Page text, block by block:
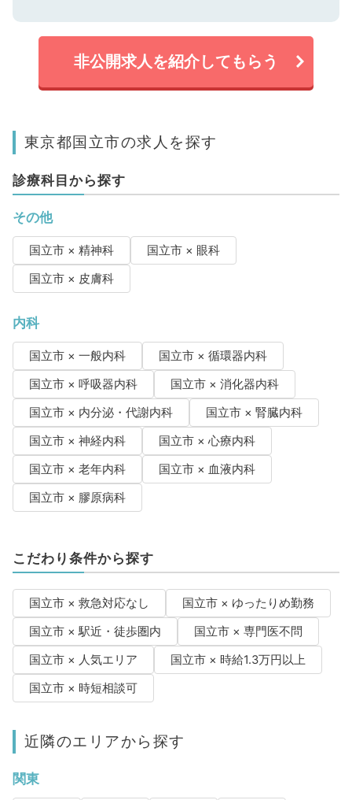
非公開求人を紹介してもらう
東京都国立市の求人を探す
診療科目から探す
その他
国立市 × 精神科
国立市 × 眼科
国立市 × 皮膚科
内科
国立市 × 一般内科
国立市 × 循環器内科
国立市 × 呼吸器内科
国立市 × 消化器内科
国立市 × 内分泌・代謝内科
国立市 × 腎臓内科
国立市 × 神経内科
国立市 × 心療内科
国立市 × 老年内科
国立市 × 血液内科
国立市 × 膠原病科
こだわり条件から探す
国立市 × 救急対応なし
国立市 × ゆったりめ勤務
国立市 × 駅近・徒歩圏内
国立市 × 専門医不問
国立市 × 人気エリア
国立市 × 時給1.3万円以上
国立市 × 時短相談可
近隣のエリアから探す
関東